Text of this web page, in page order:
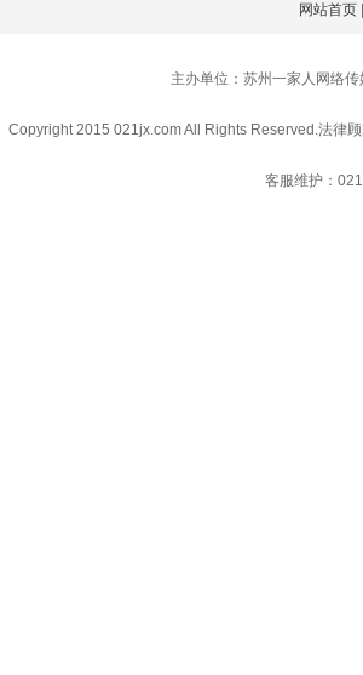
网站首页
主办单位：苏州一家人网络
Copyright 2015 021jx.com All Rights Reserved.法律
客服维护：